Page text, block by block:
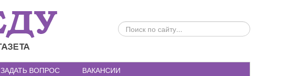
ПОИСК
ПО
ЗАДАТЬ ВОПРОС ВАКАНСИИ